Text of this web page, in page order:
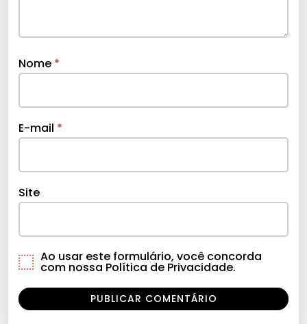
Nome *
E-mail *
Site
Ao usar este formulário, você concorda
com nossa Política de Privacidade.